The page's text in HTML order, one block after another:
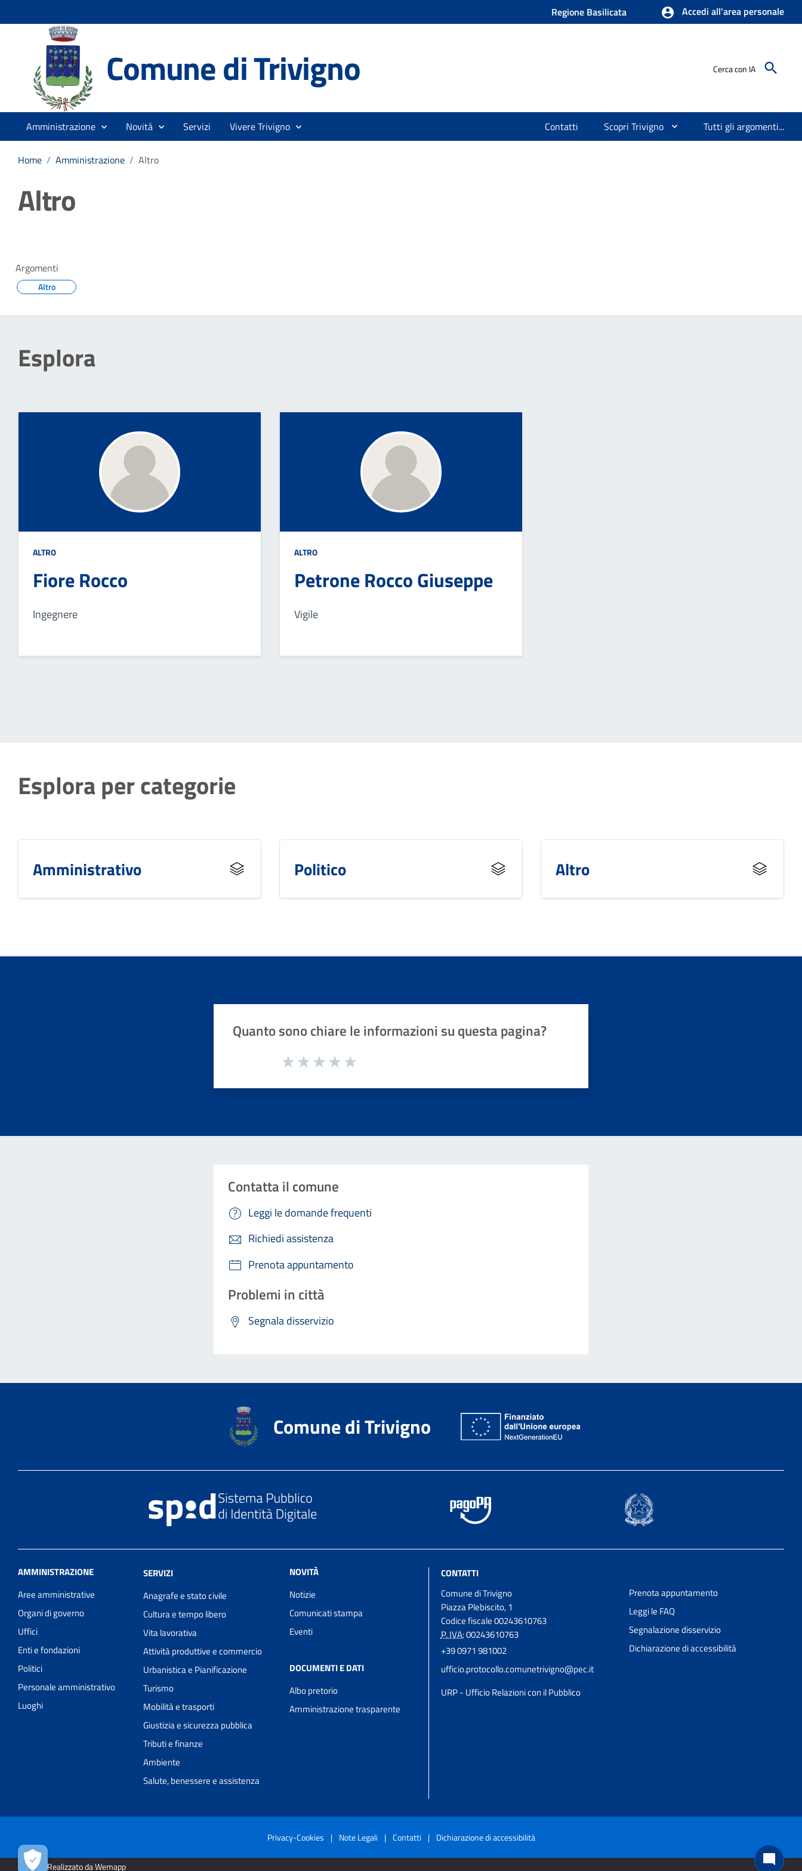
Regione Basilicata Accedi all'area personale
Comune di Trivigno Cerca con IA
Amministrazione Novità Servizi Vivere Trivigno Contatti Scopri Trivigno Tutti gli argomenti...
Home / Amministrazione / Altro
Altro
Argomenti
Altro
Esplora
ALTRO
Fiore Rocco
Ingegnere
ALTRO
Petrone Rocco Giuseppe
Vigile
Esplora per categorie
Amministrativo Politico Altro
Quanto sono chiare le informazioni su questa pagina?
Valuta da 1 a 5 stelle la pagina
Contatta il comune
Leggi le domande frequenti
Richiedi assistenza
Prenota appuntamento
Problemi in città
Segnala disservizio
mode_comment
Comune di Trivigno
AMMINISTRAZIONE
Aree amministrative
Organi di governo
Uffici
Enti e fondazioni
Politici
Personale amministrativo
Luoghi
SERVIZI
Anagrafe e stato civile
Cultura e tempo libero
Vita lavorativa
Attività produttive e commercio
Urbanistica e Pianificazione
Turismo
Mobilità e trasporti
Giustizia e sicurezza pubblica
Tributi e finanze
Ambiente
Salute, benessere e assistenza
NOVITÀ
Notizie
Comunicati stampa
Eventi
DOCUMENTI E DATI
Albo pretorio
Amministrazione trasparente
CONTATTI
Comune di Trivigno
Piazza Plebiscito, 1
Codice fiscale 00243610763
P. IVA:00243610763
+39 0971 981002
ufficio.protocollo.comunetrivigno@pec.it
URP - Ufficio Relazioni con il Pubblico
Prenota appuntamento
Leggi le FAQ
Segnalazione disservizio
Dichiarazione di accessibilità
Privacy-Cookies | Note Legali | Contatti | Dichiarazione di accessibilità
2026 | Realizzato da Wemapp